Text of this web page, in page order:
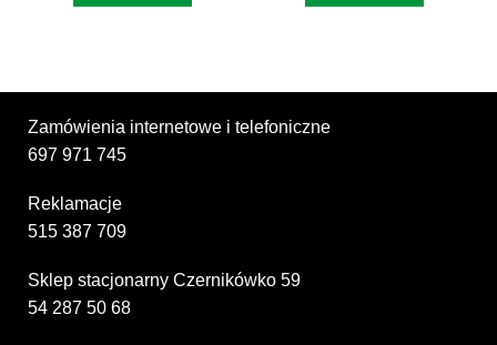
Zamówienia internetowe i telefoniczne
697 971 745
Reklamacje
515 387 709
Sklep stacjonarny Czernikówko 59
54 287 50 68